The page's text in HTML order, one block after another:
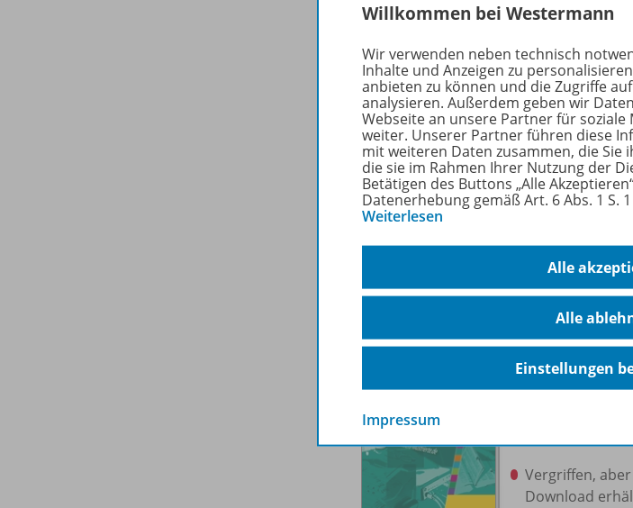
Download
Ausgabe April 4/
Download
Vergriffen,
Download
Willkommen bei Westermann
Wir verwenden neben technisch
Inhalte und Anzeigen zu
anbieten zu können und die Zugriffe
analysieren. Außerdem geben wir
Webseite an unsere Partner für soziale
weiter. Unserer Partner führen diese
mit weiteren Daten zusammen, die
die sie im Rahmen Ihrer Nutzung der
Betätigen des Buttons „Alle
Datenerhebung gemäß Art. 6 Abs. 1 S. 1
Weiterlesen
Alle
Alle
Einstellungen
Impressum